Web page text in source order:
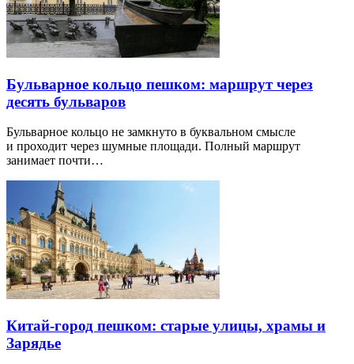
Бульварное кольцо пешком: маршрут через
десять бульваров
Бульварное кольцо не замкнуто в буквальном смысле
и проходит через шумные площади. Полный маршрут
занимает почти…
Китай-город пешком: старые улицы, храмы и
Зарядье